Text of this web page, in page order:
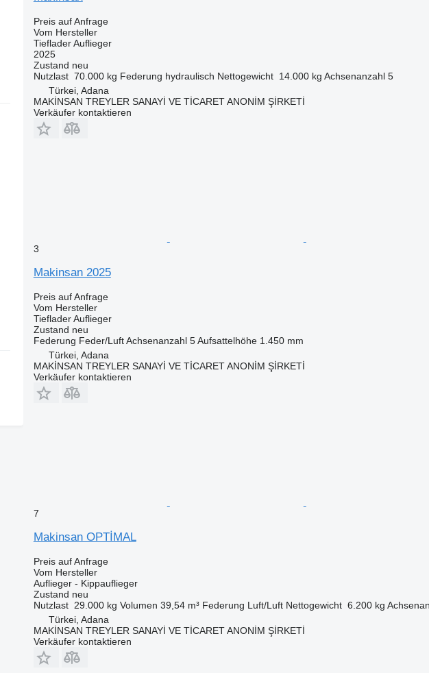
Preis auf Anfrage
Vom Hersteller
Tieflader Auflieger
2025
Zustand neu
Nutzlast 70.000 kg Federung hydraulisch Nettogewicht 14.000 kg Achsenanzahl 5
Türkei, Adana
MAKİNSAN TREYLER SANAYİ VE TİCARET ANONİM ŞİRKETİ
Verkäufer kontaktieren
3
Makinsan 2025
Preis auf Anfrage
Vom Hersteller
Tieflader Auflieger
Zustand neu
Federung Feder/Luft Achsenanzahl 5 Aufsattelhöhe 1.450 mm
Türkei, Adana
MAKİNSAN TREYLER SANAYİ VE TİCARET ANONİM ŞİRKETİ
Verkäufer kontaktieren
7
Makinsan OPTİMAL
Preis auf Anfrage
Vom Hersteller
Auflieger - Kippauflieger
Zustand neu
Nutzlast 29.000 kg Volumen 39,54 m³ Federung Luft/Luft Nettogewicht 6.200 kg
Türkei, Adana
MAKİNSAN TREYLER SANAYİ VE TİCARET ANONİM ŞİRKETİ
Verkäufer kontaktieren